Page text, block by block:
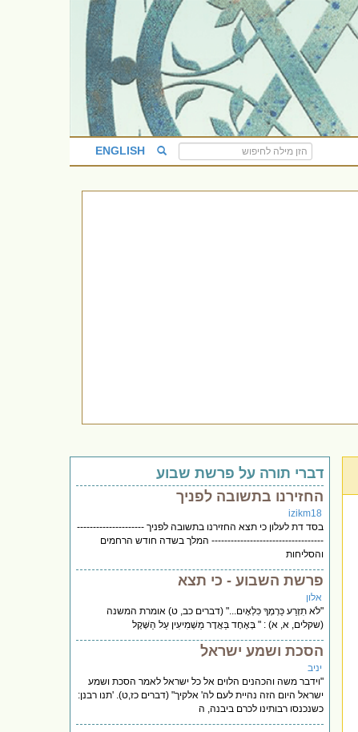
ENGLISH
דברי תורה על פרשת שבוע
החזירנו בתשובה לפניך
izikm18
בסד דת לעלון כי תצא החזירנו בתשובה לפניך ---------------------
----------------------------------- המלך בשדה חודש הרחמים
והסליחות
פרשת השבוע - כי תצא
אלון
"לֹא תִזְרַע כַּרְמְךָ כִּלְאָיִם..." (דברים כב, ט) אומרת המשנה
(שקלים, א, א) : " בְּאֶחָד בַּאֲדָר מַשְׁמִיעִין עַל הַשְּׁקָל
הסכת ושמע ישראל
יניב
"וידבר משה והכהנים הלוים אל כל ישראל לאמר הסכת ושמע
ישראל היום הזה נהיית לעם לה' אלקיך" (דברים כז,ט). 'תנו רבנן:
כשנכנסו רבותינו לכרם ביבנה, ה